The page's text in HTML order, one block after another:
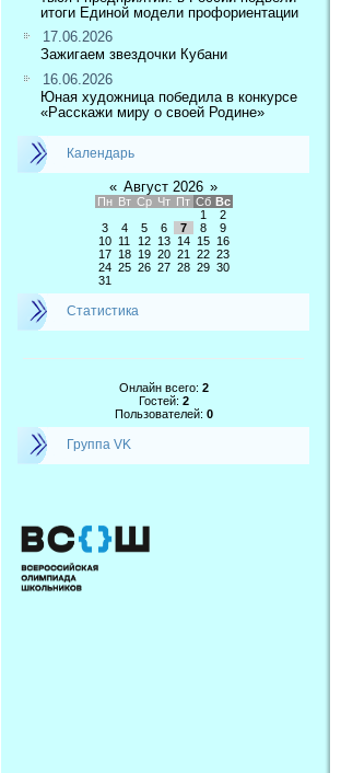
итоги Единой модели профориентации
17.06.2026
Зажигаем звездочки Кубани
16.06.2026
Юная художница победила в конкурсе
«Расскажи миру о своей Родине»
Календарь
« Август 2026 »
Пн Вт Ср Чт Пт Сб Вс
1
2
3
4 5 6 7 8
9
10
11 12 13 14 15
16
17
18 19 20 21 22 23
24 25 26 27 28 29 30
31
Статистика
Онлайн всего: 2
Гостей: 2
Пользователей: 0
Группа VK